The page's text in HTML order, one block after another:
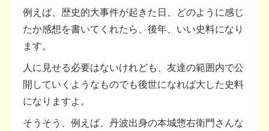
例えば、歴史的大事件が起きた日、どのように感じ
たか感想を書いてくれたら、後年、いい史料になり
ます。
人に見せる必要はないけれども、友達の範囲内で公
開していくようなものでも後世になれば大した史料
になりますよ。
そうそう、例えば、丹波出身の本城惣右衛門さんな